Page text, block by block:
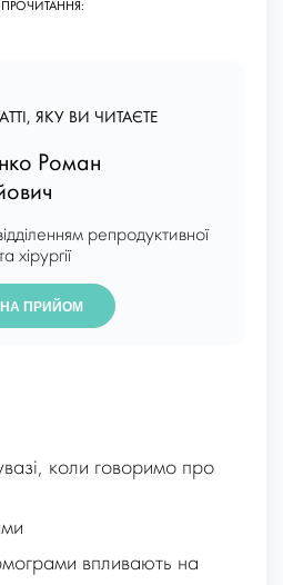
ЯКУ ВИ ЧИТАЄТЕ
Роман
репродуктивної
хірургії
ПРИЙОМ
коли говоримо про
впливають на